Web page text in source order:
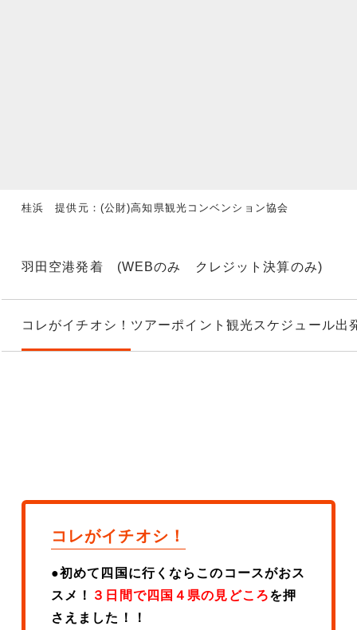
桂浜 提供元：(公財)高知県観光コンベンション協会
羽田空港発着 (WEBのみ クレジット決算のみ)
コレがイチオシ！ ツアーポイント 観光スケジュール出
コレがイチオシ！
●初めて四国に行くならこのコースがおス
スメ！
３日間で四国４県の見どころを押
さえました！！